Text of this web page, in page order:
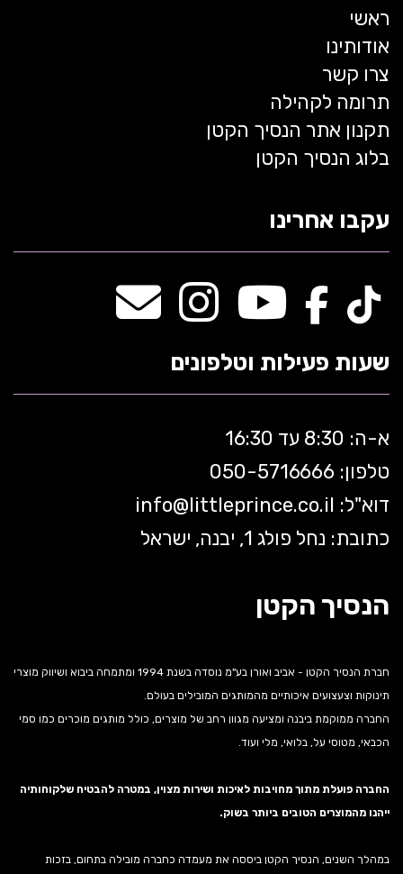
ראשי
אודותינו
צרו קשר
תרומה לקהילה
תקנון אתר הנסיך הקטן
בלוג הנסיך הקטן
עקבו אחרינו
שעות פעילות וטלפונים
א-ה: 8:30 עד 16:30
טלפון: 050-5 716666
דוא"ל:
info@littleprince.co.il
כתובת: נחל פולג 1, יבנה, ישראל
הנסיך הקטן
חברת הנסיך הקטן - אביב ואורן בע"מ נוסדה בשנת 1994 ומתמחה ביבוא ושיווק מוצרי
תינוקות וצעצועים איכותיים מהמותגים המובילים בעולם.
החברה ממוקמת ביבנה ומציעה מגוון רחב של מוצרים, כולל מותגים מוכרים כמו סמי
הכבאי, מטוסי על, בלואי, מלי ועוד.
החברה פועלת מתוך מחויבות לאיכות ושירות מצוין, במטרה להבטיח שלקוחותיה
ייהנו מהמוצרים הטובים ביותר בשוק.
במהלך השנים, הנסיך הקטן ביססה את מעמדה כחברה מובילה בתחום, בזכות